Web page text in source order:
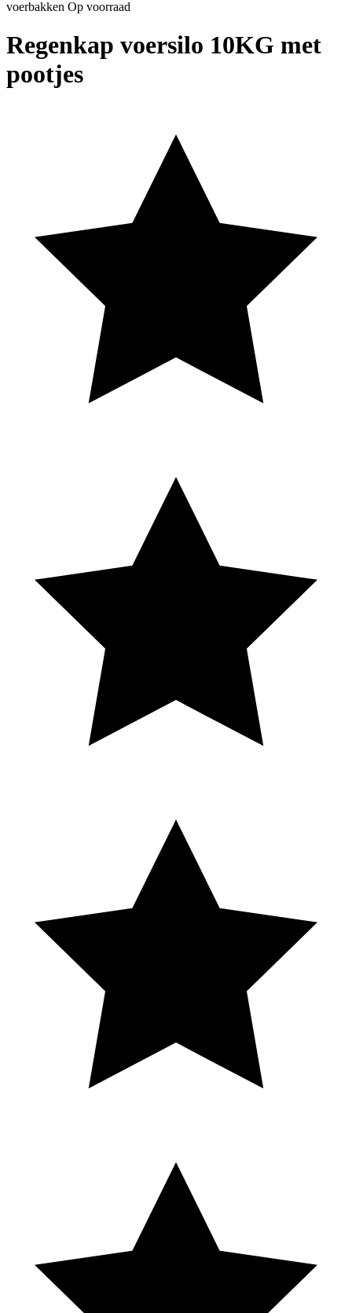
voerbakken Op voorraad
Regenkap voersilo 10KG met
pootjes